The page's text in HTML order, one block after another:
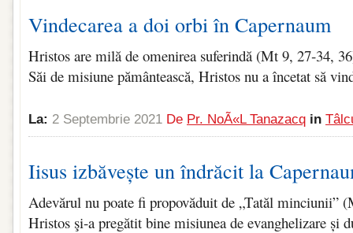
Vindecarea a doi orbi în Capernaum
Hristos are milă de omenirea suferindă (Mt 9, 27‑34,
Săi de misiune pământească, Hristos nu a încetat să
La: 2 Septembrie 2021 De Pr. NoÃ«l Tanazacq in
Iisus izbăvește un îndrăcit la
Adevărul nu poate fi propovăduit de „Tatăl minciunii”
Hristos şi‑a pregătit bine misiunea de evanghelizare și